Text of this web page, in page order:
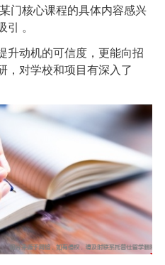
门核心课程的具体内容感兴
。
动机的可信度，更能向招
，对学校和项目有深入了